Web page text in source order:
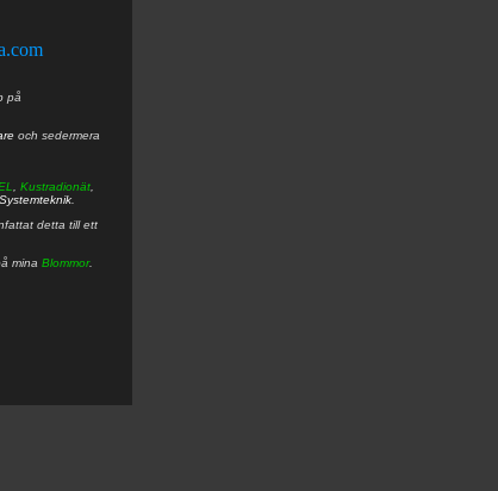
på
och sedermera
Kustradionät
Systemteknik
detta till ett
mina Blommor.